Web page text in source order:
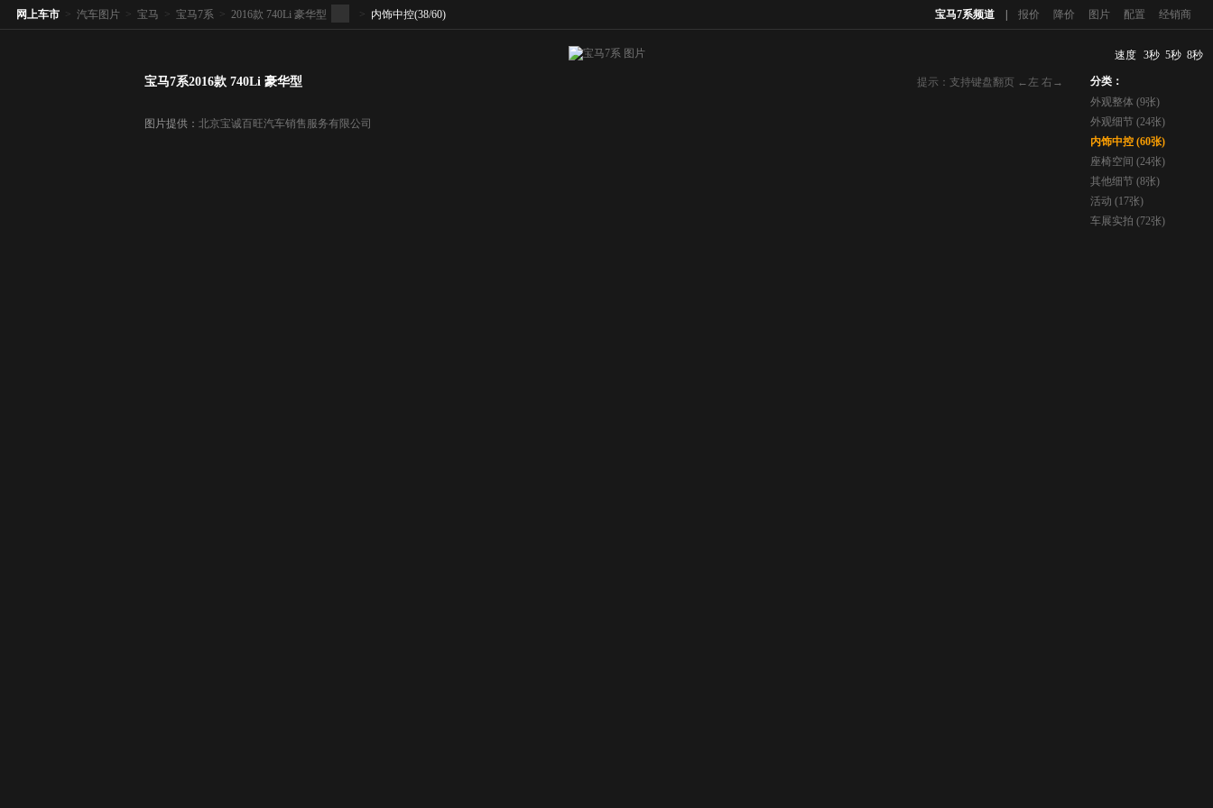
宝马7系频道 报价 降价 图片 配置 经销商
网上车市 > 汽车图片 > 宝马 > 宝马7系 > 2016款 740Li 豪华型 > 内饰中控(38/60)
提示：支持键盘翻页 ←左 右→
宝马7系2016款 740Li 豪华型
图片提供： 北京宝诚百旺汽车销售服务有限公司
速度 3秒 5秒 8秒
分类：
外观整体 (9张)
外观细节 (24张)
内饰中控 (60张)
座椅空间 (24张)
其他细节 (8张)
活动 (17张)
车展实拍 (72张)